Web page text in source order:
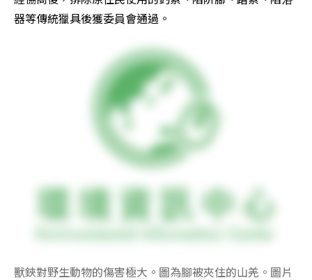
器等傳統獵具後獲委員會通過。
獸鋏對野生動物的傷害極大。圖為腳被夾住的山羌。圖片